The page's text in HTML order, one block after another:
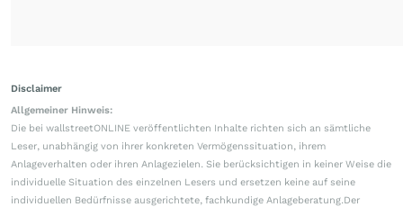
Disclaimer
Allgemeiner Hinweis:
Die bei wallstreetONLINE veröffentlichten Inhalte richten sich an sämtliche
Leser, unabhängig von ihrer konkreten Vermögenssituation, ihrem
Anlageverhalten oder ihren Anlagezielen. Sie berücksichtigen in keiner Weise die
individuelle Situation des einzelnen Lesers und ersetzen keine auf seine
individuellen Bedürfnisse ausgerichtete, fachkundige Anlageberatung.Der